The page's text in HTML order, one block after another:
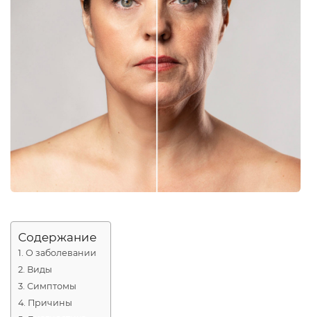
Содержание
О заболевании
Виды
Симптомы
Причины